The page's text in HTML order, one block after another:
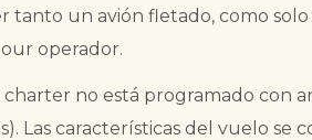
tanto un avión fletado, como
operador.
no está programado con
Las características del vuelo se